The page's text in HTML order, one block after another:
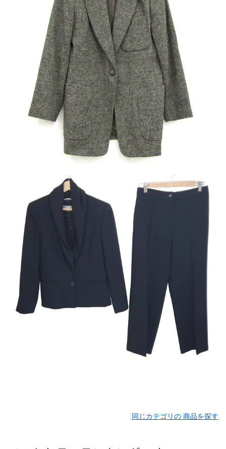
同じカテゴリの 商品を探す